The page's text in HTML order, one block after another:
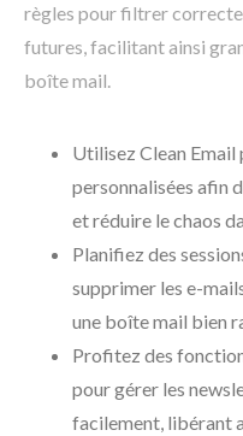
règles pour filtrer
futures, facilitant ainsi
boîte mail.
Utilisez Clean
personnalisées afin
et réduire le chaos
Planifiez des
supprimer les e-
une boîte mail bien
Profitez des
pour gérer les
facilement, libérant